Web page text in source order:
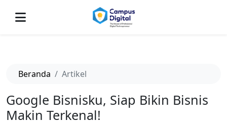
Beranda Artikel
Google Bisnisku, Siap Bikin Bisnis
Makin Terkenal!